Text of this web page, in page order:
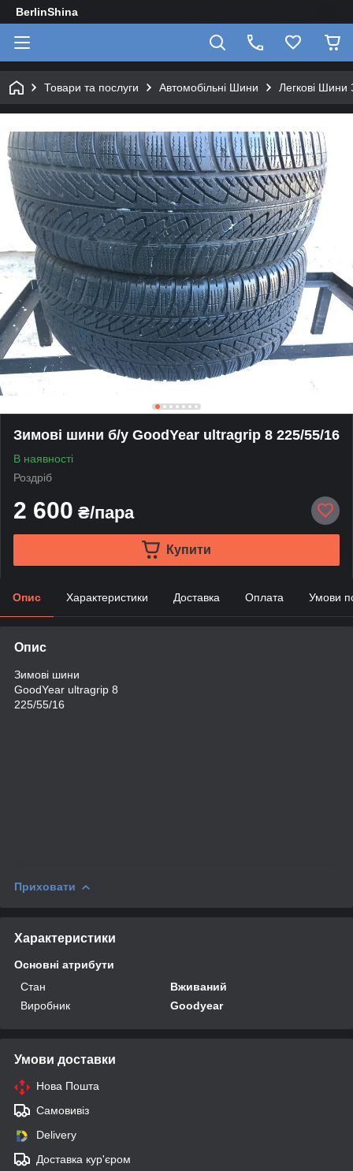
BerlinShina
Товари та послуги Автомобільні Шини Легкові Шини
Зимові шини б/у GoodYear ultragrip 8 225/55/16
В наявності
Роздріб
2 600 ₴/пара
Купити
Опис Характеристики Доставка Оплата Умови
Опис
Зимові шини
GoodYear ultragrip 8
225/55/16
Приховати
Характеристики
Основні атрибути
Стан
Вживаний
Виробник
Goodyear
Умови доставки
Нова Пошта
Самовивіз
Delivery
Доставка кур'єром